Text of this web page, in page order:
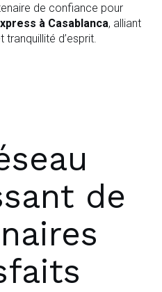
de confiance pour
à Casablanca, alliant
d’esprit.
de